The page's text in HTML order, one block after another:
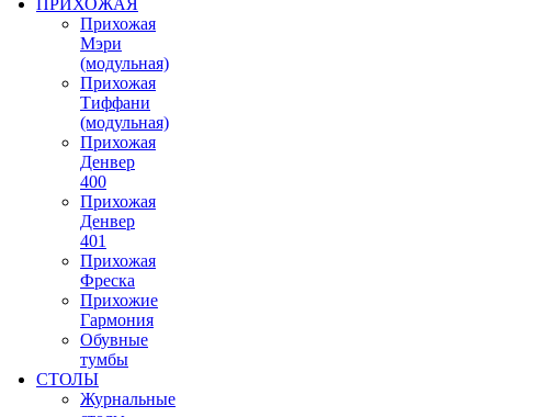
ПРИХОЖАЯ
Прихожая
Мэри
(модульная)
Прихожая
Тиффани
(модульная)
Прихожая
Денвер
400
Прихожая
Денвер
401
Прихожая
Фреска
Прихожие
Гармония
Обувные
тумбы
СТОЛЫ
Журнальные